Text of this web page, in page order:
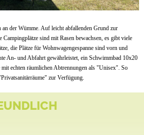
der Wümme. Auf leicht abfallenden Grund zur
Campingplätze sind mit Rasen bewachsen, es gibt viele
die Plätze für Wohnwagengespanne sind vorn und
An- und Abfahrt gewährleistet, ein Schwimmbad 10x20
echten räumlichen Abtrennungen als "Unisex". So
zur Verfügung.